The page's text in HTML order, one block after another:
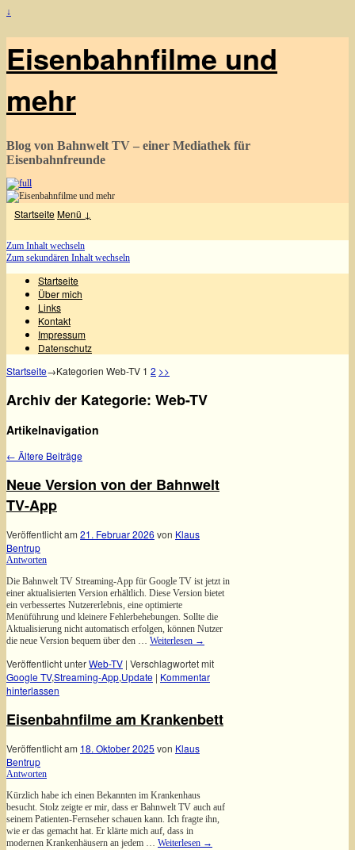
↓
Eisenbahnfilme und
mehr
Blog von Bahnwelt TV – einer Mediathek für
Eisenbahnfreunde
StartseiteMenü ↓
Zum Inhalt wechseln
Zum sekundären Inhalt wechseln
Startseite
Über mich
Links
Kontakt
Impressum
Datenschutz
Startseite→Kategorien Web-TV 1 2 >>
Archiv der Kategorie: Web-TV
Artikelnavigation
← Ältere Beiträge
Neue Version von der Bahnwelt
TV-App
Veröffentlicht am 21. Februar 2026 von Klaus
Bentrup
Antworten
Die Bahnwelt TV Streaming-App für Google TV ist jetzt in
einer aktualisierten Version erhältlich. Diese Version bietet
ein verbessertes Nutzererlebnis, eine optimierte
Menüführung und kleinere Fehlerbehebungen. Sollte die
Aktualisierung nicht automatisch erfolgen, können Nutzer
die neue Version bequem über den … Weiterlesen →
Veröffentlicht unterWeb-TV | Verschlagwortet mit
Google TV,Streaming-App,Update | Kommentar
hinterlassen
Eisenbahnfilme am Krankenbett
Veröffentlicht am 18. Oktober 2025 von Klaus
Bentrup
Antworten
Kürzlich habe ich einen Bekannten im Krankenhaus
besucht. Stolz zeigte er mir, dass er Bahnwelt TV auch auf
seinem Patienten-Fernseher schauen kann. Ich fragte ihn,
wie er das gemacht hat. Er klärte mich auf, dass in
modernen Krankenhäusern an jedem … Weiterlesen →